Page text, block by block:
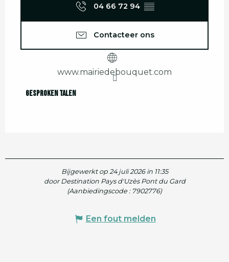
04 66 72 94 ▒▒
Contacteer ons
www.mairiedebouquet.com
Gesproken talen
Gesproken talen
Bijgewerkt op 24 juli 2026 in 11:35
door Destination Pays d'Uzès Pont du Gard
(Aanbiedingscode : 7902776)
Een fout melden